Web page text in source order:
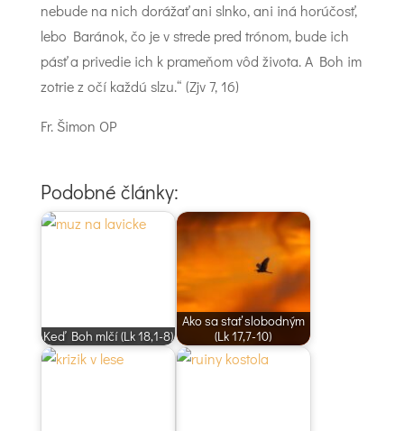
nebude na nich dorážať ani slnko, ani iná horúčosť,
lebo Baránok, čo je v strede pred trónom, bude ich
pásť a privedie ich k prameňom vôd života. A Boh im
zotrie z očí každú slzu.“ (Zjv 7, 16)
Fr. Šimon OP
Podobné články:
Keď Boh mlčí (Lk 18,1-8)
Ako sa stať slobodným
(Lk 17,7-10)